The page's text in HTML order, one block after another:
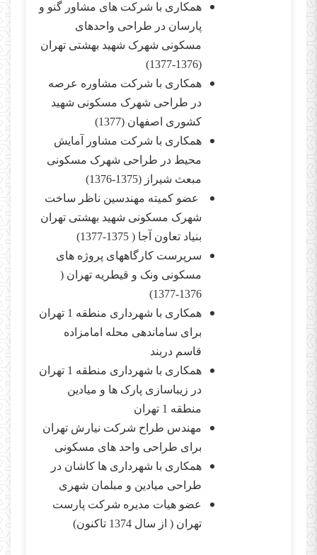
همکاری با شرکت های مشاور گنو و
پارسان در طراحی واحدهای
مسکونی شهرک شهید بهشتی تهران
(1376-1377)
همکاری با شرکت مشاوره عرصه
در طراحی شهرک مسکونی شهید
کشوری اصفهان (1377)
همکاری با شرکت مشاور آمایش
محیط در طراحی شهرک مسکونی
مبعث شیراز (1375-1376)
عضو کمیته مهندسین ناظر ساخت
شهرک مسکونی شهید بهشتی تهران
بنیاد تعاون آجا ( 1375-1377)
سرپرست کارگاههای پروژه های
مسکونی ونک و قیطریه تهران (
1376-1377)
همکاری با شهرداری منطقه 1 تهران
برای ساماندهی محله امامزاده
قاسم دربند
همکاری با شهرداری منطقه 1 تهران
در زیباسازی پارک ها و میادین
منطقه 1 تهران
مهندس طراح شرکت نیارش تهران
برای طراحی واحد های مسکونی
همکاری با شهرداری ها کاشان در
طراحی میادین و مبلمان شهری
عضو هیات مدیره شرکت پارست
تهران ( از سال 1374 تاکنون)